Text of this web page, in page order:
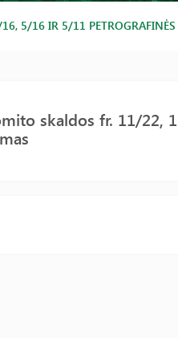
5/16 IR 5/11 PETROGRAFINĖS
skaldos fr. 11/22,